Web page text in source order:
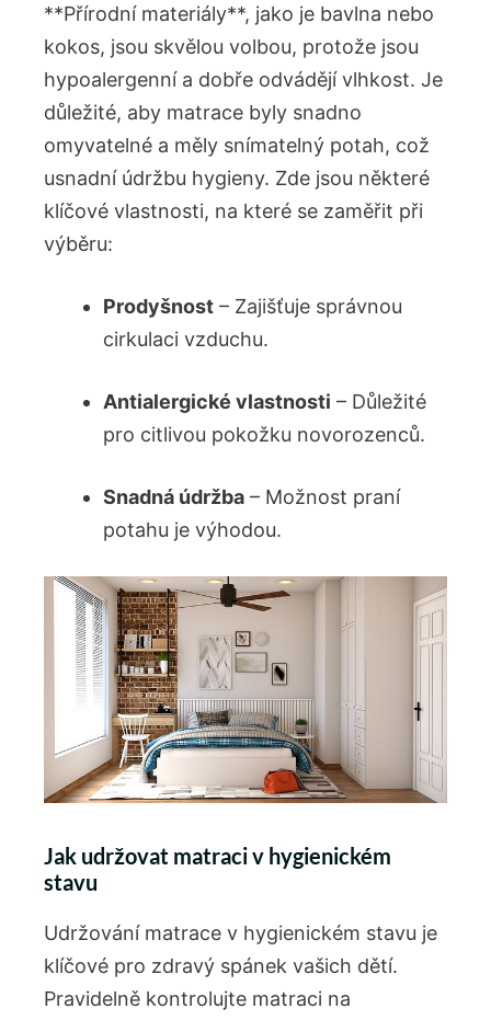
**Přírodní materiály**, jako je bavlna nebo
kokos, jsou skvělou volbou, protože jsou
hypoalergenní a dobře odvádějí vlhkost. Je
důležité, aby matrace byly snadno
omyvatelné a měly snímatelný potah, což
usnadní údržbu hygieny. Zde jsou některé
klíčové vlastnosti, na které se zaměřit při
výběru:
Prodyšnost – Zajišťuje správnou
cirkulaci vzduchu.
Antialergické vlastnosti – Důležité
pro citlivou pokožku novorozenců.
Snadná údržba – Možnost praní
potahu je výhodou.
Jak udržovat matraci v hygienickém
stavu
Udržování matrace v hygienickém stavu je
klíčové pro zdravý spánek vašich dětí.
Pravidelně kontrolujte matraci na